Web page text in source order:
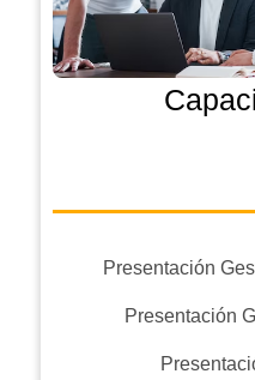
Presentación
Presentación